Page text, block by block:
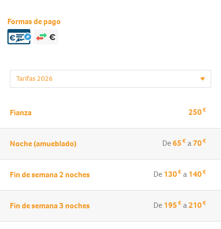
Formas de pago
Fianza 250€
Noche (amueblado) De65€a70€
Fin de semana 2 noches De130€a140€
Fin de semana 3 noches De195€a210€